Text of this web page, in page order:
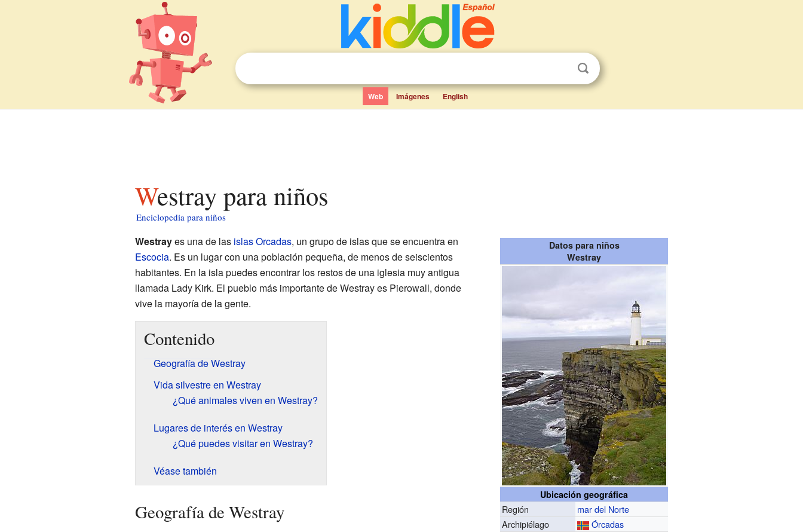
Web Imágenes English
Westray para niños
Enciclopedia para niños
Datos para niños
Westray
Ubicación geográfica
Región
mar del Norte
Archipiélago
Órcadas
Westrayes una de las islas Orcadas, un grupo de islas que se encuentra en
Escocia. Es un lugar con una población pequeña, de menos de seiscientos
habitantes. En la isla puedes encontrar los restos de una iglesia muy antigua
llamada Lady Kirk. El pueblo más importante de Westray es Pierowall, donde
vive la mayoría de la gente.
Contenido
Geografía de Westray
Vida silvestre en Westray
¿Qué animales viven en Westray?
Lugares de interés en Westray
¿Qué puedes visitar en Westray?
Véase también
Geografía de Westray